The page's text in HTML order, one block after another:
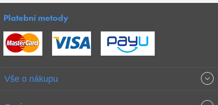
Platební metody
Vše o nákupu